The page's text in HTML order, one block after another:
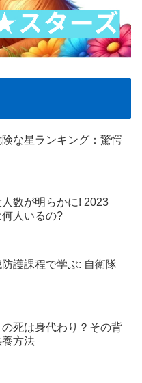
な星ランキング：驚愕
数が明らかに! 2023
人いるの?
護課程で学ぶ: 自衛隊
死は身代わり？その背
方法